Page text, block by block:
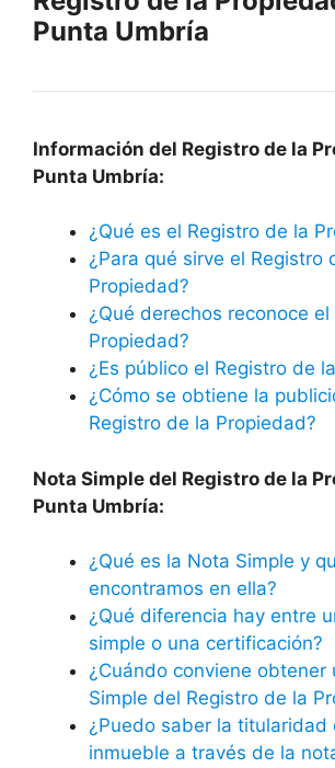
Punta Umbría
Información del Registro de la
Punta Umbría:
¿Qué es el Registro de la
¿Para qué sirve el Registro
Propiedad?
¿Qué derechos reconoce
Propiedad?
¿Es público el Registro de
¿Cómo se obtiene la
Registro de la Propiedad?
Nota Simple del Registro de la
Punta Umbría:
¿Qué es la Nota Simple y
encontramos en ella?
¿Qué diferencia hay entre
simple o una certificación?
¿Cuándo conviene obtener
Simple del Registro de la
¿Puedo saber la titularidad
inmueble a través de la